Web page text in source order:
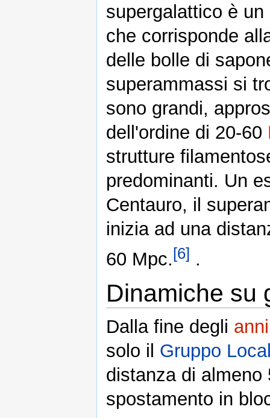
supergalattico è
che corrisponde
delle bolle di
superammassi si
sono grandi,
dell'ordine di 20-60
strutture
predominanti. Un
Centauro, il
inizia ad una
60 Mpc.[6] .
Dinamiche su
Dalla fine degli
solo il Gruppo
distanza di
spostamento in